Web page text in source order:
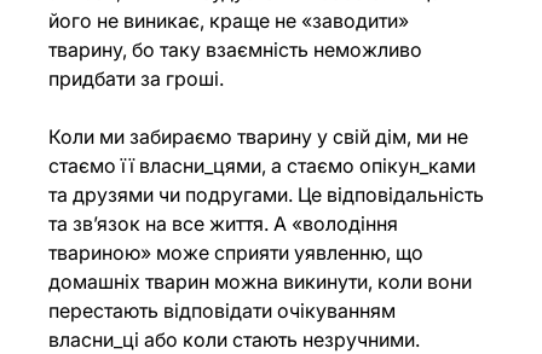
його не виникає, краще не «заводити»
тварину, бо таку взаємність неможливо
придбати за гроші.
Коли ми забираємо тварину у свій дім, ми не
стаємо її власни_цями, а стаємо опікун_ками
та друзями чи подругами. Це відповідальність
та звʼязок на все життя. А «володіння
твариною» може сприяти уявленню, що
домашніх тварин можна викинути, коли вони
перестають відповідати очікуванням
власни_ці або коли стають незручними.